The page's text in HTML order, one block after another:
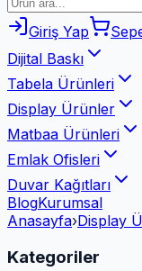
Giriş Yap
Dijital Baskı
Tabela Ürünleri
Display Ürünler
Matbaa Ürünleri
Emlak Ofisleri
Duvar Kağıtları
BlogKurumsal
Anasayfa›Display
Kategoriler